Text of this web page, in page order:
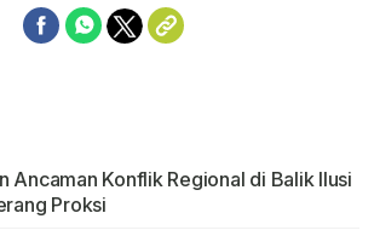
Ancaman Konflik Regional di Balik Ilusi
Proksi